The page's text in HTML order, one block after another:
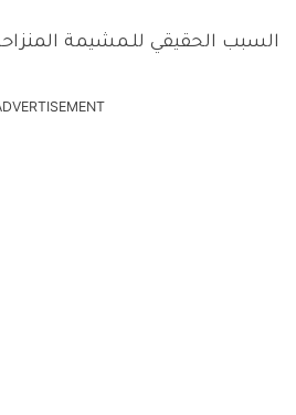
السبب الحقيقي للـمشيمة